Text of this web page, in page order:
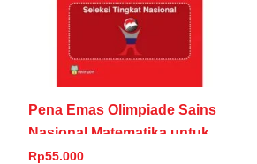
Pena Emas Olimpiade Sains
Nasional Matematika untuk
SMP Seri Kinomatika 3
Rp55.000